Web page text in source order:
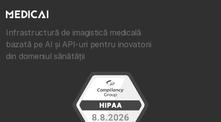
Infrastructură de imagistică medicală
bazată pe AI și API-uri pentru inovatorii
din domeniul sănătății